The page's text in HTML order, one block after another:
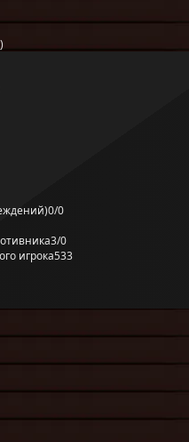
0/0
3/0
игрока533